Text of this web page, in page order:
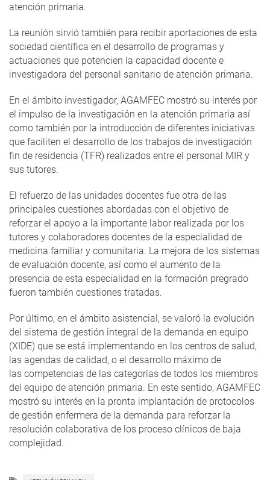
atención primaria.
La reunión sirvió también para recibir aportaciones de esta
sociedad científica en el desarrollo de programas y
actuaciones que potencien la capacidad docente e
investigadora del personal sanitario de atención primaria.
En el ámbito investigador, AGAMFEC mostró su interés por
el impulso de la investigación en la atención primaria así
como también por la introducción de diferentes iniciativas
que faciliten el desarrollo de los trabajos de investigación
fin de residencia (TFR) realizados entre el personal MIR y
sus tutores.
El refuerzo de las unidades docentes fue otra de las
principales cuestiones abordadas con el objetivo de
reforzar el apoyo a la importante labor realizada por los
tutores y colaboradores docentes de la especialidad de
medicina familiar y comunitaria. La mejora de los sistemas
de evaluación docente, así como el aumento de la
presencia de esta especialidad en la formación pregrado
fueron también cuestiones tratadas.
Por último, en el ámbito asistencial, se valoró la evolución
del sistema de gestión integral de la demanda en equipo
(XIDE) que se está implementando en los centros de salud,
las agendas de calidad, o el desarrollo máximo de
las competencias de las categorías de todos los miembros
del equipo de atención primaria. En este sentido, AGAMFEC
mostró su interés en la pronta implantación de protocolos
de gestión enfermera de la demanda para reforzar la
resolución colaborativa de los proceso clínicos de baja
complejidad.